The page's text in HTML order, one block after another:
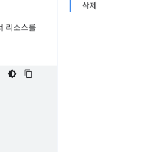
삭제
리소스를